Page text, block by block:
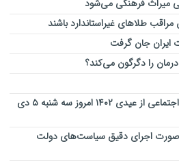
میراث فرهنگی می‌شود
طلاهای غیراستاندارد باشند
جان گرفت
را دگرگون می‌کند؟
خبر جدید بازنشستگان تامین اجتماعی از عیدی ۱۴۰۲ امروز سه شنبه ۵ دی
اجرای دقیق سیاست‌های دولت